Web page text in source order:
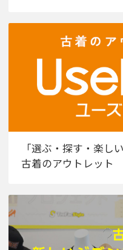
「選ぶ・探す・楽し
古着のアウトレット